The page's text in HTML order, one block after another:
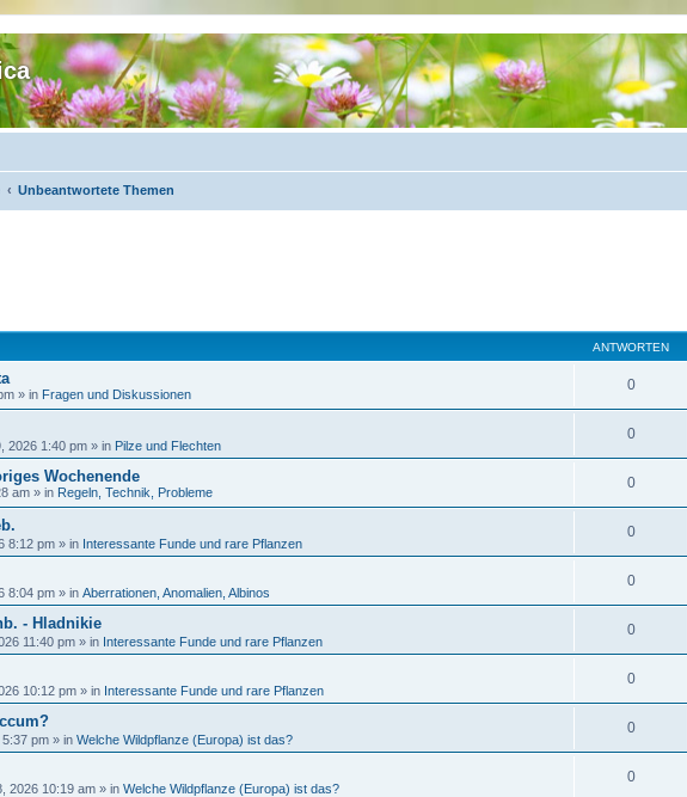
Unbeantwortete Themen
ANTWORTEN
» in Fragen und Diskussionen
0
2026 1:40 pm » in Pilze und Flechten
0
Wochenende
am » in Regeln, Technik, Probleme
0
8:12 pm » in Interessante Funde und rare Pflanzen
0
8:04 pm » in Aberrationen, Anomalien, Albinos
0
- Hladnikie
11:40 pm » in Interessante Funde und rare Pflanzen
0
10:12 pm » in Interessante Funde und rare Pflanzen
0
5:37 pm » in Welche Wildpflanze (Europa) ist das?
0
2026 10:19 am » in Welche Wildpflanze (Europa) ist das?
0